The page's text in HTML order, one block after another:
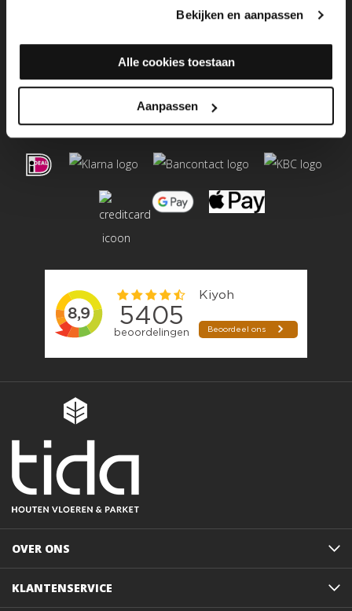
Bekijken en aanpassen
Alle cookies toestaan
Aanpassen
MAKKELIJK BETALEN
Betaal veilig en gemakkelijk bij Allesvoorparket.nl!
OVER ONS
KLANTENSERVICE